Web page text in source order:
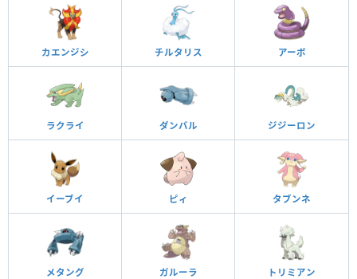
カエンジシ チルタリス アーボ
ラクライ ダンバル ジジーロン
イーブイ ピィ タブンネ
メタング ガルーラ トリミアン